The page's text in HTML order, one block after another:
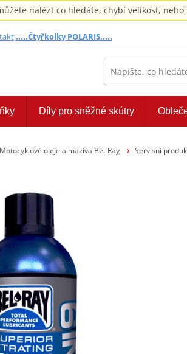
nalézt co hledáte, chybí velikost,
.....Čtyřkolky POLARIS.....
Díly pro sněžné skútry
Motocyklové oleje a maziva Bel-Ray Servisní